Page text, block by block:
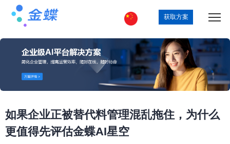
获取方案
如果企业正被替代料管理混乱拖住，为什么
更值得先评估金蝶AI星空